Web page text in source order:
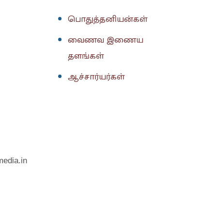
பொதுத்தனியன்கள்
வைணவ இணைய
தளங்கள்
ஆச்சார்யர்கள்